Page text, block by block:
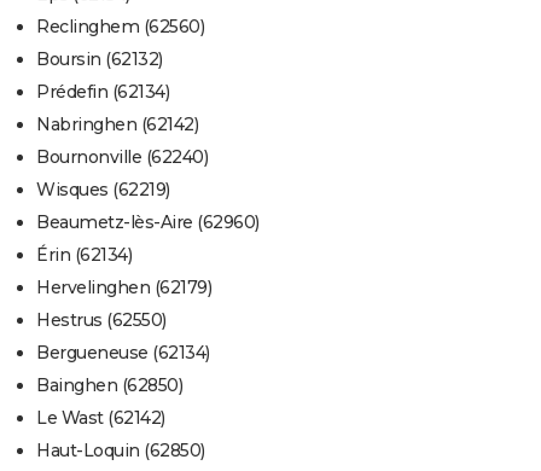
Reclinghem (62560)
Boursin (62132)
Prédefin (62134)
Nabringhen (62142)
Bournonville (62240)
Wisques (62219)
Beaumetz-lès-Aire (62960)
Érin (62134)
Hervelinghen (62179)
Hestrus (62550)
Bergueneuse (62134)
Bainghen (62850)
Le Wast (62142)
Haut-Loquin (62850)